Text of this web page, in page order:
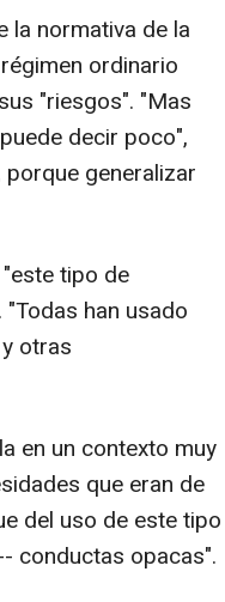
la normativa de la
ordinario
"riesgos". "Mas
decir poco",
generalizar
tipo de
han usado
otras
en un contexto muy
que eran de
del uso de este tipo
conductas opacas".